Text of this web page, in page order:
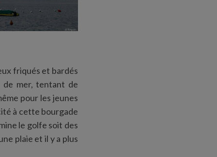
friqués et bardés
de mer, tentant de
pour les jeunes
à cette bourgade
le golfe soit des
plaie et il y a plus